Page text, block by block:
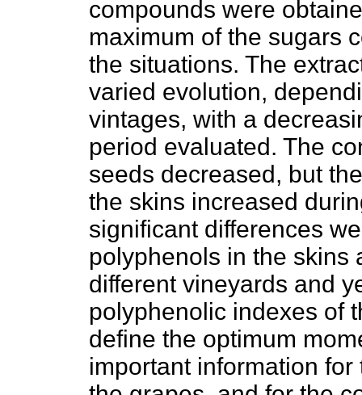
compounds were
maximum of the sugars
the situations. The
varied evolution,
vintages, with a
period evaluated. The
seeds decreased, but
the skins increased
significant differences
polyphenols in the skins
different vineyards and
polyphenolic indexes of
define the optimum
important information